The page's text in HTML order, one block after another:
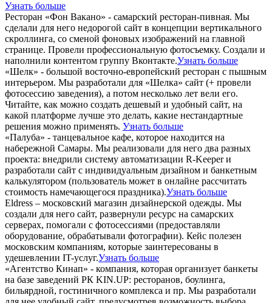
Узнать больше
Ресторан «Фон Вакано» - самарский ресторан-пивная. Мы
сделали для него недорогой сайт в концепции вертикального
скроллинга, со сменой фоновых изображений на главной
странице. Провели профессиональную фотосъемку. Создали и
наполнили контентом группу Вконтакте.Узнать больше
«Шелк» - большой восточно-европейский ресторан с пышным
интерьером. Мы разработали для «Шелка» сайт (+ провели
фотосессию заведения), а потом несколько лет вели его.
Читайте, как можно создать дешевый и удобный сайт, на
какой платформе лучше это делать, какие нестандартные
решения можно применять. Узнать больше
«Палуба» - танцевальное кафе, которое находится на
набережной Самары. Мы реализовали для него два разных
проекта: внедрили систему автоматизации R-Keeper и
разработали сайт с индивидуальным дизайном и банкетным
калькулятором (пользователь может в онлайне рассчитать
стоимость намечающегося праздника).Узнать больше
Eldress – московский магазин дизайнерской одежды. Мы
создали для него сайт, развернули ресурс на самарских
серверах, помогали с фотосессиями (предоставляли
оборудование, обрабатывали фотографии). Кейс полезен
московским компаниям, которые заинтересованы в
удешевлении IT-услуг.Узнать больше
«Агентство Кинап» - компания, которая организует банкеты
на базе заведений РК KIN.UP: ресторанов, боулинга,
бильярдной, гостиничного комплекса и пр. Мы разработали